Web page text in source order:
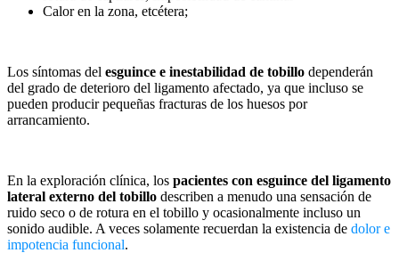
Calor en la zona, etcétera;
Los síntomas del esguince e inestabilidad de tobillo dependerán
del grado de deterioro del ligamento afectado, ya que incluso se
pueden producir pequeñas fracturas de los huesos por
arrancamiento.
En la exploración clínica, los pacientes con esguince del ligamento
lateral externo del tobillo describen a menudo una sensación de
ruido seco o de rotura en el tobillo y ocasionalmente incluso un
sonido audible. A veces solamente recuerdan la existencia de dolor e
impotencia funcional.